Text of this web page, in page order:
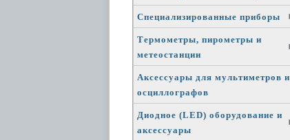
Специализированные приборы
Термометры, пирометры и
метеостанции
Аксессуары для мультиметров и
осциллографов
Диодное (LED) оборудование и
аксессуары